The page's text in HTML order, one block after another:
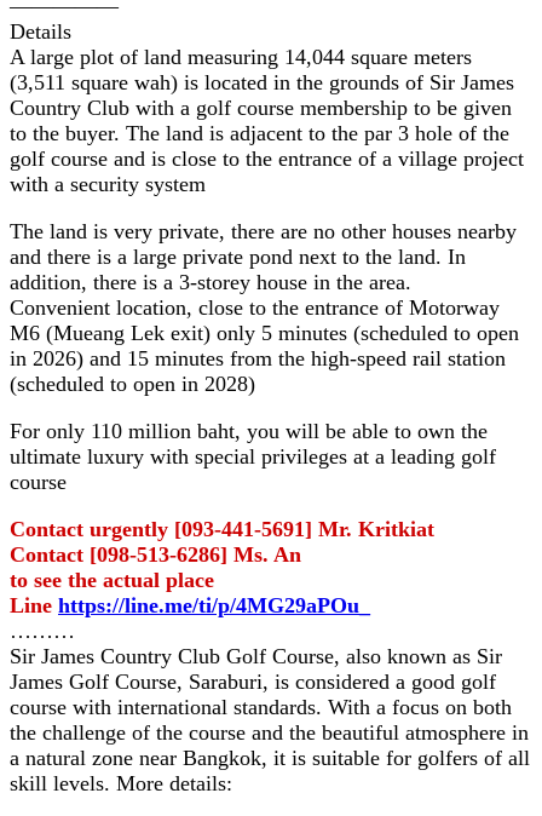
—————
Details
A large plot of land measuring 14,044 square meters
(3,511 square wah) is located in the grounds of Sir James
Country Club with a golf course membership to be given
to the buyer. The land is adjacent to the par 3 hole of the
golf course and is close to the entrance of a village project
with a security system
The land is very private, there are no other houses nearby
and there is a large private pond next to the land. In
addition, there is a 3-storey house in the area.
Convenient location, close to the entrance of Motorway
M6 (Mueang Lek exit) only 5 minutes (scheduled to open
in 2026) and 15 minutes from the high-speed rail station
(scheduled to open in 2028)
For only 110 million baht, you will be able to own the
ultimate luxury with special privileges at a leading golf
course
Contact urgently [093-441-5691] Mr. Kritkiat
Contact [098-513-6286] Ms. An
to see the actual place
Line https://line.me/ti/p/4MG29aPOu_
………
Sir James Country Club Golf Course, also known as Sir
James Golf Course, Saraburi, is considered a good golf
course with international standards. With a focus on both
the challenge of the course and the beautiful atmosphere in
a natural zone near Bangkok, it is suitable for golfers of all
skill levels. More details: